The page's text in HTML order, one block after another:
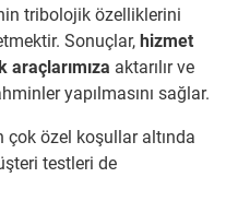
tribolojik özelliklerini
Sonuçlar, hizmet
aktarılır ve
yapılmasını sağlar.
özel koşullar altında
testleri de